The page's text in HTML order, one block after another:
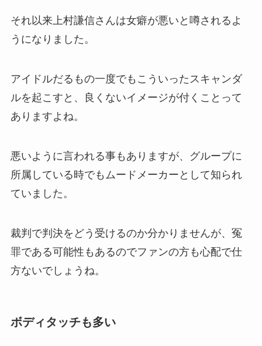
それ以来上村謙信さんは女癖が悪いと噂されるよ
うになりました。
アイドルだるもの一度でもこういったスキャンダ
ルを起こすと、良くないイメージが付くことって
ありますよね。
悪いように言われる事もありますが、グループに
所属している時でもムードメーカーとして知られ
ていました。
裁判で判決をどう受けるのか分かりませんが、冤
罪である可能性もあるのでファンの方も心配で仕
方ないでしょうね。
ボディタッチも多い